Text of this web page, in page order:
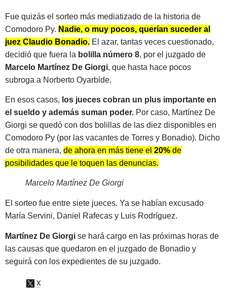
Fue quizás el sorteo más mediatizado de la historia de
Comodoro Py. Nadie, o muy pocos, querían suceder al
juez Claudio Bonadio. El azar, tantas veces cuestionado,
decidió que fuera la bolilla número 8, por el juzgado de
Marcelo Martínez De Giorgi, que hasta hace pocos
subroga a Norberto Oyarbide.
En esos casos, los jueces cobran un plus importante en
el sueldo y además suman poder. Por caso, Martínez De
Giorgi se quedó con dos bolillas de las diez disponibles en
Comodoro Py (por las vacantes de Torres y Bonadio). Dicho
de otra manera, de ahora en más tiene el 20% de
posibilidades que le toquen las denuncias.
Marcelo Martínez De Giorgi
El sorteo fue entre siete jueces. Ya se habían excusado
María Servini, Daniel Rafecas y Luis Rodríguez.
Martínez De Giorgi se hará cargo en las próximas horas de
las causas que quedaron en el juzgado de Bonadio y
seguirá con los expedientes de su juzgado.